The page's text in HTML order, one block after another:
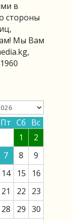
в
стороны
Мы Вам
,
Пт Сб Вс
1
2
7 8
9
14 15
16
21 22
23
28 29 30